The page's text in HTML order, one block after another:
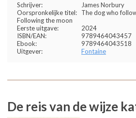
Schrijver:
James Norbury
Oorspronkelijke titel:
The dog who
Following the moon
Eerste uitgave:
2024
ISBN/EAN:
9789464043457
Ebook:
9789464043518
Uitgever:
Fontaine
De reis van de wijze